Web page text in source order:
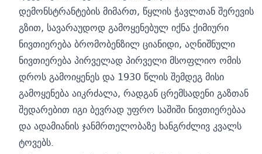
დემონსტრანტების მიმართ, წყლის ჭავლთან შერევის
გზით, სავარაუდოდ გამოყენებულ იქნა ქიმიური
ნივთიერება ბრომობენზილ ციანიდი, აღნიშნული
ნივთიერება პირველად პირველი მსოფლიო ომის
დროს გამოიყენეს და 1930 წლის შემდეგ მისი
გამოყენება აიკრძალა, რადგან ცრემსადენი გაზთან
შედარებით იგი ბევრად უფრო საშიში ნივთიერებაა
და ადამიანის ჯანმრთელობაზე ხანგრძლივ კვალს
ტოვებს.